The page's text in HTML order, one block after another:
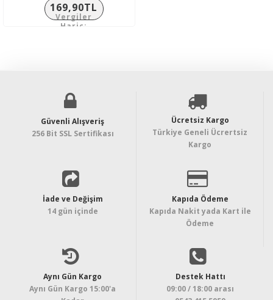
169,90TL
Vergiler
Hariç:
Güvenli Alışveriş
256 Bit SSL Sertifikası
Ücretsiz Kargo
Türkiye Geneli Ücrertsiz
Kargo
İade ve Değişim
14 gün içinde
Kapıda Ödeme
Kapıda Nakit yada Kart ile
Ödeme
Aynı Gün Kargo
Aynı Gün Kargo 15:00'a
Destek Hattı
09:00 / 18:00 arası